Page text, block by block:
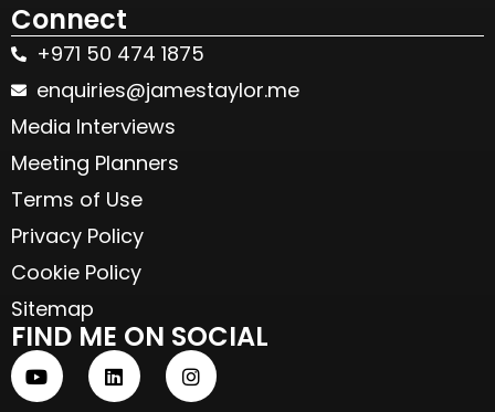
Connect
+971 50 474 1875
enquiries@jamestaylor.me
Media Interviews
Meeting Planners
Terms of Use
Privacy Policy
Cookie Policy
Sitemap
FIND ME ON SOCIAL